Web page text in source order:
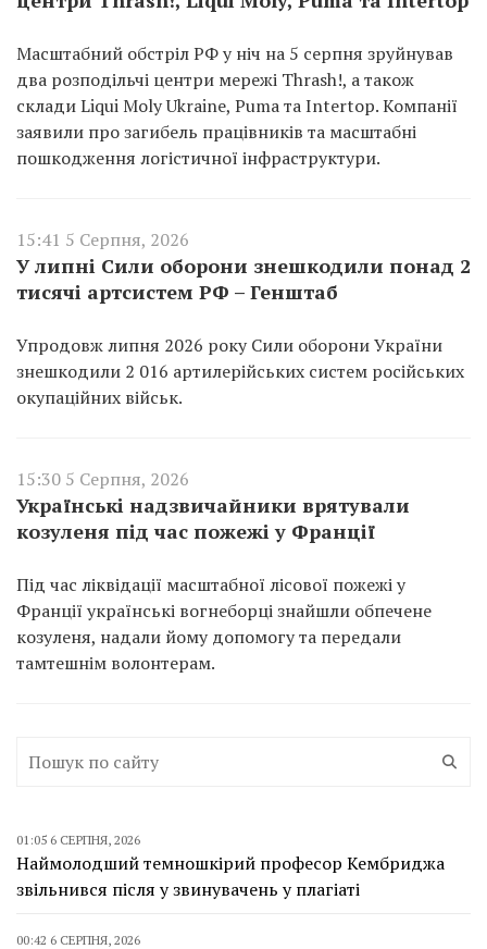
Масштабний обстріл РФ у ніч на 5 серпня зруйнував
два розподільчі центри мережі Thrash!, а також
склади Liqui Moly Ukraine, Puma та Intertop. Компанії
заявили про загибель працівників та масштабні
пошкодження логістичної інфраструктури.
15:41 5 Серпня, 2026
У липні Сили оборони знешкодили понад 2
тисячі артсистем РФ – Генштаб
Упродовж липня 2026 року Сили оборони України
знешкодили 2 016 артилерійських систем російських
окупаційних військ.
15:30 5 Серпня, 2026
Українські надзвичайники врятували
козуленя під час пожежі у Франції
Під час ліквідації масштабної лісової пожежі у
Франції українські вогнеборці знайшли обпечене
козуленя, надали йому допомогу та передали
тамтешнім волонтерам.
01:05 6 СЕРПНЯ, 2026
Наймолодший темношкірий професор Кембриджа
звільнився після у звинувачень у плагіаті
00:42 6 СЕРПНЯ, 2026